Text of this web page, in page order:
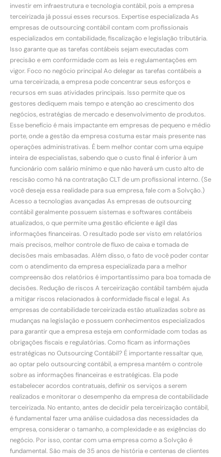
investir em infraestrutura e tecnologia contábil, pois a empresa
terceirizada já possui esses recursos. Expertise especializada As
empresas de outsourcing contábil contam com profissionais
especializados em contabilidade, fiscalização e legislação tributária.
Isso garante que as tarefas contábeis sejam executadas com
precisão e em conformidade com as leis e regulamentações em
vigor. Foco no negócio principal Ao delegar as tarefas contábeis a
uma terceirizada, a empresa pode concentrar seus esforços e
recursos em suas atividades principais. Isso permite que os
gestores dediquem mais tempo e atenção ao crescimento dos
negócios, estratégias de mercado e desenvolvimento de produtos.
Esse benefício é mais impactante em empresas de pequeno e médio
porte, onde a gestão da empresa costuma estar mais presente nas
operações administrativas. É bem melhor contar com uma equipe
inteira de especialistas, sabendo que o custo final é inferior à um
funcionário com salário mínimo e que não haverá um custo alto de
rescisão como há na contratação CLT de um profissional interno. (Se
você deseja essa realidade para sua empresa, fale com a Solvção.)
Acesso a tecnologias avançadas As empresas de outsourcing
contábil geralmente possuem sistemas e softwares contábeis
atualizados, o que permite uma gestão eficiente e ágil das
informações financeiras. O resultado pode ser visto em relatórios
mais precisos, melhor controle de fluxo de caixa e tomada de
decisões mais embasadas. Além disso, o fato de você poder contar
com o atendimento da empresa especializada para a melhor
compreensão dos relatórios é importantíssimo para boa tomada de
decisões. Redução de riscos A terceirização contábil também ajuda
a mitigar riscos relacionados à conformidade fiscal e legal. As
empresas de contabilidade terceirizada estão atualizadas sobre as
mudanças na legislação e possuem conhecimentos especializados
para garantir que a empresa esteja em conformidade com todas as
obrigações fiscais e regulatórias. Como ficam as informações
estratégicas no Outsourcing Contábil? É importante ressaltar que,
ao optar pelo outsourcing contábil, a empresa mantém o controle
sobre as informações financeiras e estratégicas. Ela pode
estabelecer acordos contratuais, definir os serviços a serem
realizados e monitorar o desempenho da empresa de contabilidade
terceirizada. No entanto, antes de decidir pela terceirização contábil,
é fundamental fazer uma análise cuidadosa das necessidades da
empresa, considerar o tamanho, a complexidade e as exigências do
negócio. Por isso, contar com uma empresa como a Solvção é
fundamental. São mais de 35 anos de história e centenas de clientes